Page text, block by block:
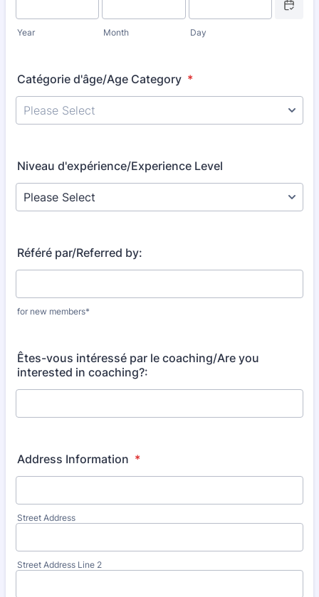
Year Month Day
Catégorie d'âge/Age Category *
Niveau d'expérience/Experience Level
Référé par/Referred by:
for new members*
Êtes-vous intéressé par le coaching/Are you
interested in coaching?:
Address Information *
Street Address
Street Address Line 2